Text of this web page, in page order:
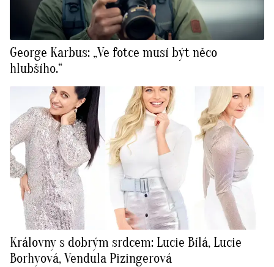
George Karbus: „Ve fotce musí být něco
hlubšího.“
Královny s dobrým srdcem: Lucie Bílá, Lucie
Borhyová, Vendula Pizingerová